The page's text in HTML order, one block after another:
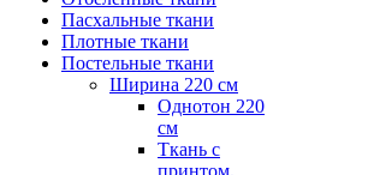
Пасхальные ткани
Плотные ткани
Постельные ткани
Ширина 220 см
Однотон 220
см
Ткань с
принтом,